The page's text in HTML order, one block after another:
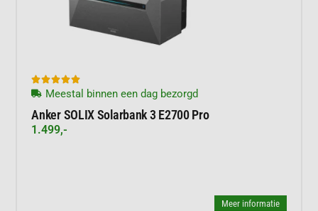

Meestal binnen een dag bezorgd
Anker SOLIX Solarbank 3 E2700 Pro
1.499,-
Meer informatie